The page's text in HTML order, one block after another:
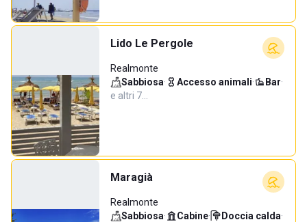
Lido Le Pergole
Realmonte
Sabbiosa· Accesso animali· Bar·
e altri 7…
Maragià
Realmonte
Sabbiosa· Cabine· Doccia calda·